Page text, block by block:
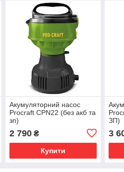
Акумуляторний насос
Procraft CPN22 (без акб та
зп)
2 790₴
Купити
ЗП)
3